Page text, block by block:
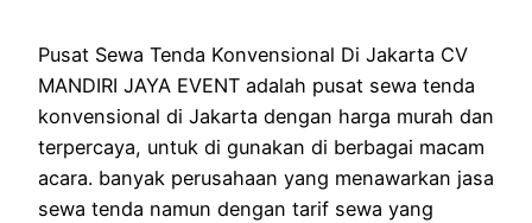
Pusat Sewa Tenda Konvensional Di Jakarta CV
MANDIRI JAYA EVENT adalah pusat sewa tenda
konvensional di Jakarta dengan harga murah dan
terpercaya, untuk di gunakan di berbagai macam
acara. banyak perusahaan yang menawarkan jasa
sewa tenda namun dengan tarif sewa yang